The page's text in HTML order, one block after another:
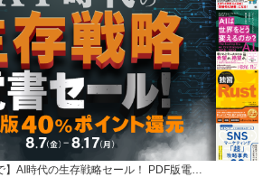
】AI時代の生存戦略セール！ PDF版電…